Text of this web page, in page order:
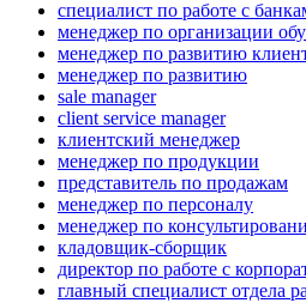
специалист по работе с
менеджер по организации
менеджер по развитию
менеджер по развитию
sale manager
client service manager
клиентский менеджер
менеджер по продукции
представитель по продажам
менеджер по персоналу
менеджер по
кладовщик-сборщик
директор по работе с
главный специалист отдела